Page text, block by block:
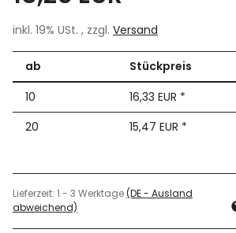
inkl. 19% USt. , zzgl. Versand
ab
Stückpreis
10
16,33 EUR *
20
15,47 EUR *
Lieferzeit: 1 - 3 Werktage(DE - Ausland
abweichend)